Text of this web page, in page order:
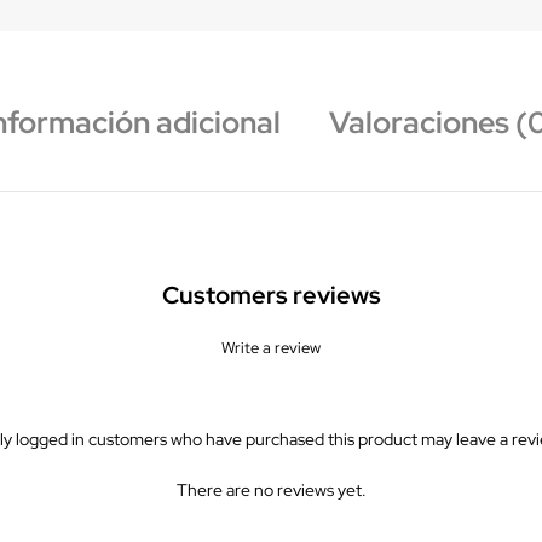
adicional Valoraciones
Customers reviews
Write a review
There are no reviews yet.
logged in customers who have purchased this product may leave a